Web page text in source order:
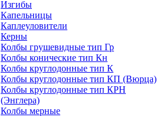
Изгибы
Капельницы
Каплеуловители
Керны
Колбы грушевидные тип Гр
Колбы конические тип Кн
Колбы круглодонные тип К
Колбы круглодонные тип КП (Вюрца)
Колбы круглодонные тип КРН
(Энглера)
Колбы мерные